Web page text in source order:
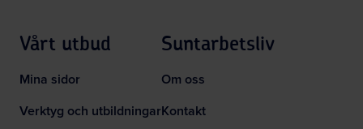
Vårt utbud
Mina sidor
Verktyg och utbildningar
Suntarbetsliv
Om oss
Kontakt